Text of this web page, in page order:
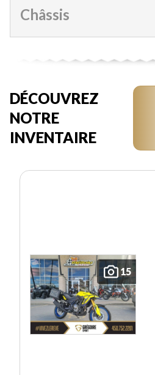
Châssis
DÉCOUVREZ
NOTRE
INVENTAIRE
15